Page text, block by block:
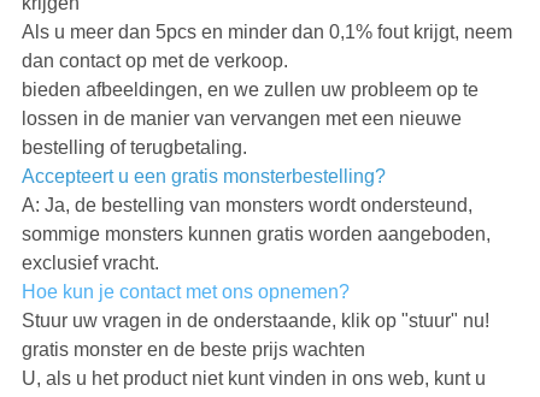
Als u meer dan 5pcs en minder dan 0,1% fout krijgt, neem
dan contact op met de verkoop.
bieden afbeeldingen, en we zullen uw probleem op te
lossen in de manier van vervangen met een nieuwe
bestelling of terugbetaling.
Accepteert u een gratis monsterbestelling?
A: Ja, de bestelling van monsters wordt ondersteund,
sommige monsters kunnen gratis worden aangeboden,
exclusief vracht.
Hoe kun je contact met ons opnemen?
Stuur uw vragen in de onderstaande, klik op "stuur" nu!
gratis monster en de beste prijs wachten
U, als u het product niet kunt vinden in ons web, kunt u